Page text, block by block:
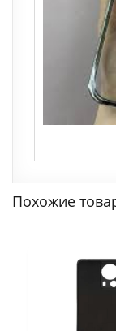
Похожие